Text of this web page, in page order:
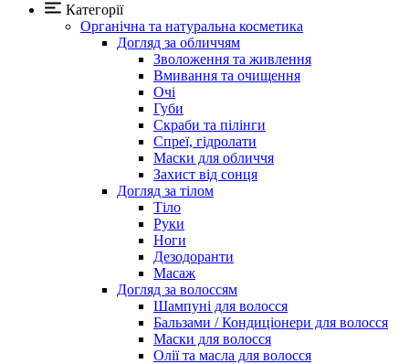
Категорії
Органічна та натуральна косметика
Догляд за обличчям
Зволоження та живлення
Вмивання та очищення
Очі
Губи
Скраби та пілінги
Спреї, гідролати
Маски для обличчя
Захист від сонця
Догляд за тілом
Тіло
Руки
Ноги
Дезодоранти
Масаж
Догляд за волоссям
Шампуні для волосся
Бальзами / Кондиціонери для волосся
Маски для волосся
Олії та масла для волосся